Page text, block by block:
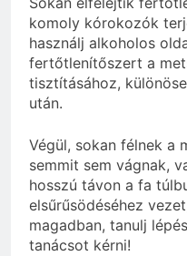
komoly kórokozók
használj alkoholos
fertőtlenítőszert a
tisztításához,
után.
Végül, sokan félnek a
semmit sem vágnak,
hosszú távon a fa
elsűrűsödéséhez
magadban, tanulj
tanácsot kérni!